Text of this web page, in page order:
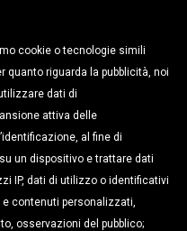
/
NON
MA
RADIO
cookie o tecnologie simili
quanto riguarda la pubblicità, noi
dati di
attiva delle
al fine di
un dispositivo e trattare dati
IP, dati di utilizzo o identificativi
contenuti personalizzati,
osservazioni del pubblico;